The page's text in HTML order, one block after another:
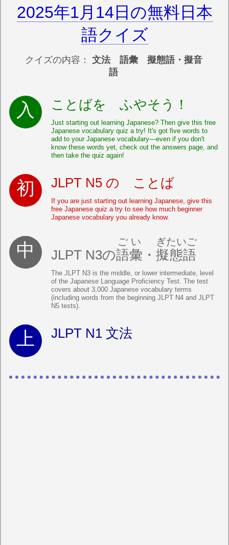
2025年1月14日の無料日本
語クイズ
クイズの内容： 文法 語彙 擬態語・擬音
語
ことばを ふやそう！
Just starting out learning Japanese? Then give this free
Japanese vocabulary quiz a try! It's got five words to
add to your Japanese vocabulary—even if you don't
know these words yet, check out the answers page, and
then take the quiz again!
JLPT N5 の ことば
If you are just starting out learning Japanese, give this
free Japanese quiz a try to see how much beginner
Japanese vocabulary you already know.
JLPT N3の語彙
ごい
・ 擬態語
ぎたいご
The JLPT N3 is the middle, or lower intermediate, level
of the Japanese Language Proficiency Test. The test
covers about 3,000 Japanese vocabulary terms
(including words from the beginning JLPT N4 and JLPT
N5 tests).
JLPT N1 文法